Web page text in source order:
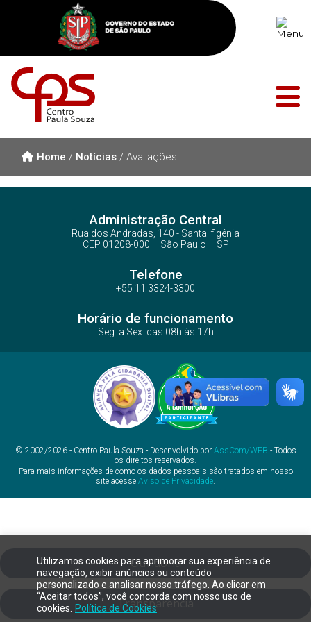
Utilizamos cookies para aprimorar sua experiência de
navegação, exibir anúncios ou conteúdo
personalizado e analisar nosso tráfego. Ao clicar em
“Aceitar todos”, você concorda com nosso uso de
cookies.
Política de Cookies
Home / Notícias / Avaliações
Administração Central
Rua dos Andradas, 140 - Santa Ifigênia
CEP 01208-000 – São Paulo – SP
Telefone
+55 11 3324-3300
Horário de funcionamento
Seg. a Sex. das 08h às 17h
© 2002/2026 - Centro Paula Souza - Desenvolvido por AssCom/WEB - Todos
os direitos reservados.
Para mais informações de como os dados pessoais são tratados em nosso
site acesse Aviso de Privacidade.
Ouvidoria
Transparência